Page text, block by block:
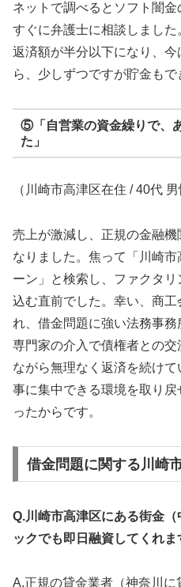
ネットで調べるとソフト闇金
すぐに弁護士に相談しまし
返済額が半分以下になり、今
ら、少しずつですが貯金もで
⑤「自営業の資金繰りで、
た」
（川崎市高津区在住 / 40代 男
売上が激減し、正規の金融機
なりました。焦って「川崎
ーン」と検索し、ファクタ
込む直前でした。幸い、商
れ、借金問題に強い法務事務
専門家の介入で債権者との
ながら無理なく返済を続け
事に集中できる環境を取り
ったからです。
借金問題に関する川崎
Q.川崎市高津区にある街金
ックでも即日融資してくれま
A.正規の貸金業者（神奈川